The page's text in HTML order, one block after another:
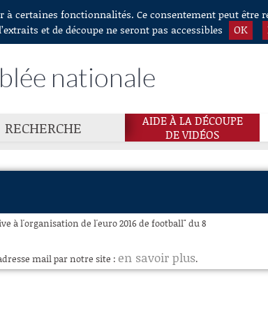
certaines fonctionnalités. Ce consentement peut être
et de découpe ne seront pas accessibles
OK
nationale
RECHERCHE
AIDE À LA DÉCOUPE
DE VIDÉOS
à l'organisation de l'euro 2016 de football" du 8
mail par notre site : en savoir plus.